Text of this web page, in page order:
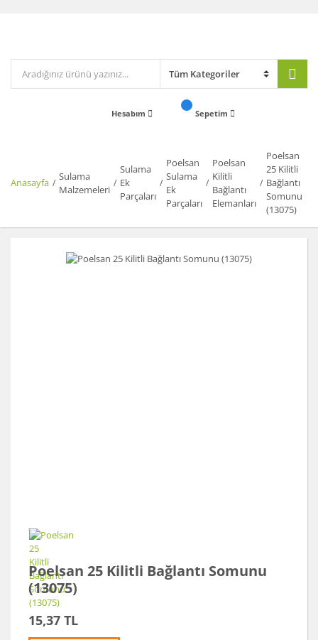
Hesabım Sepetim
Anasayfa
Sulama
Malzemeleri
Sulama
Ek
Parçaları
Poelsan
Sulama
Ek
Parçaları
Poelsan
Kilitli
Bağlantı
Elemanları
Poelsan
25 Kilitli
Bağlantı
Somunu
(13075)
Poelsan 25 Kilitli Bağlantı Somunu
(13075)
15,37 TL